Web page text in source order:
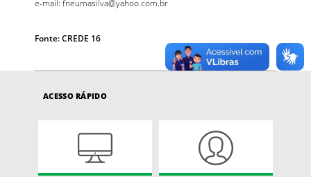
e-mail: fneumasilva@yahoo.com.br
Fonte: CREDE 16
ACESSO RÁPIDO